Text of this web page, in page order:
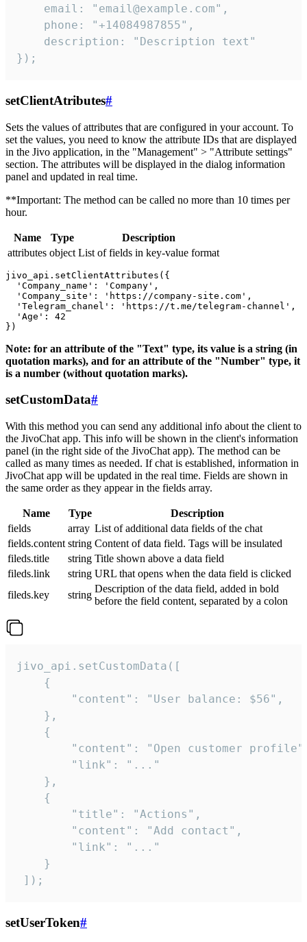
    email: "email@example.com",
    phone: "+14084987855",
    description: "Description text"
});
setClientAtributes#
Sets the values ​​of attributes that are configured in your account. To
set the values, you need to know the attribute IDs that are displayed
in the Jivo application, in the "Management" > "Attribute settings"
section. The attributes will be displayed in the dialog information
panel and updated in real time.
**Important: The method can be called no more than 10 times per
hour.
Name Type
Description
attributes object List of fields in key-value format
jivo_api.setClientAttributes({
  'Company_name': 'Company',
  'Company_site': 'https://company-site.com',
  'Telegram_chanel': 'https://t.me/telegram-channel',
  'Age': 42
Note: for an attribute of the "Text" type, its value is a string (in
quotation marks), and for an attribute of the "Number" type, it
is a number (without quotation marks).
setCustomData#
With this method you can send any additional info about the client to
the JivoChat app. This info will be shown in the client's information
panel (in the right side of the JivoChat app). The method can be
called as many times as needed. If chat is established, information in
JivoChat app will be updated in the real time. Fields are shown in
the same order as they appear in the fields array.
Name Type
Description
fields
array List of additional data fields of the chat
fields.content string Content of data field. Tags will be insulated
fileds.title
string Title shown above a data field
fileds.link
string URL that opens when the data field is clicked
fileds.key
string
Description of the data field, added in bold
before the field content, separated by a colon
jivo_api.setCustomData([
    {
        "content": "User balance: $56",
    },
    {
"content": "Open customer
        "link": "..."
    },
    {
        "title": "Actions",
        "content": "Add contact",
        "link": "..."
    }
]);
setUserToken#